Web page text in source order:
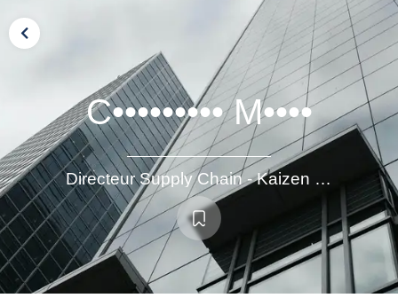
C••••••••• M••••
Directeur Supply Chain - Kaizen Manager - Chef de projet